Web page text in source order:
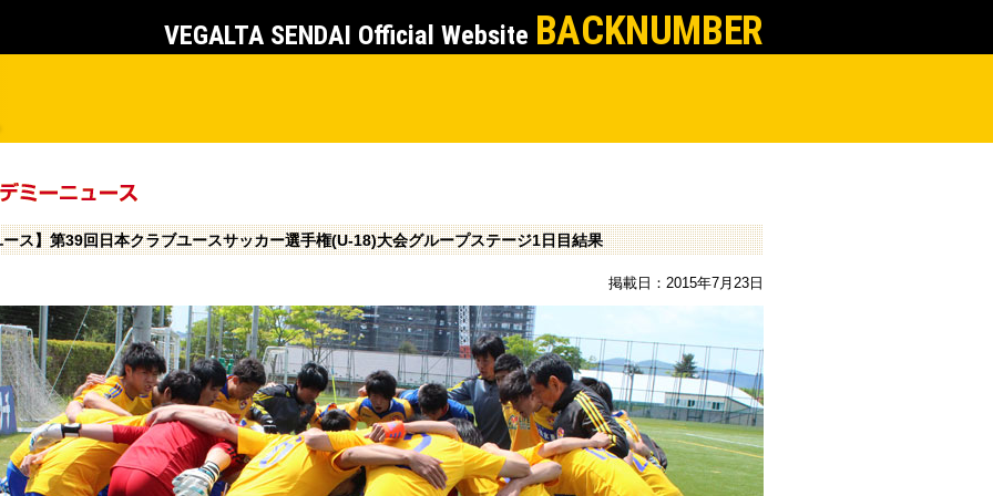
VEGALTA SENDAI Official Website BACKNUMBER
ース】第39回日本クラブユースサッカー選手権(U-18)大会グループステージ1日目結果
掲載日：2015年7月23日